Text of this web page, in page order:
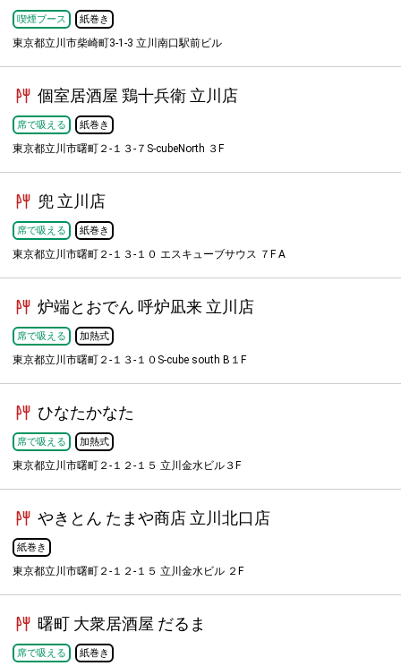
喫煙ブース 紙巻き
東京都立川市柴崎町3-1-3 立川南口駅前ビル
個室居酒屋 鶏十兵衛 立川店
席で吸える 紙巻き
東京都立川市曙町２-１３-７S-cubeNorth ３F
兜 立川店
席で吸える 紙巻き
東京都立川市曙町２-１３-１０ エスキューブサウス ７F A
炉端とおでん 呼炉凪来 立川店
席で吸える 加熱式
東京都立川市曙町２-１３-１０S-cube south B１F
ひなたかなた
席で吸える 加熱式
東京都立川市曙町２-１２-１５ 立川金水ビル３F
やきとん たまや商店 立川北口店
紙巻き
東京都立川市曙町２-１２-１５ 立川金水ビル ２F
曙町 大衆居酒屋 だるま
席で吸える 紙巻き